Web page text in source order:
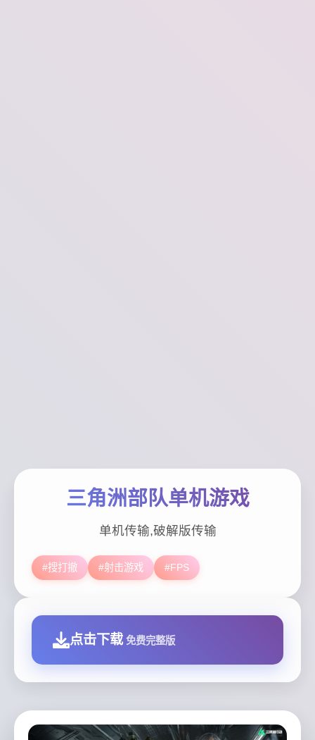
三角洲部队单机游戏
单机传输,破解版传输
#搜打撤 #射击游戏 #FPS
点击下载 免费完整版